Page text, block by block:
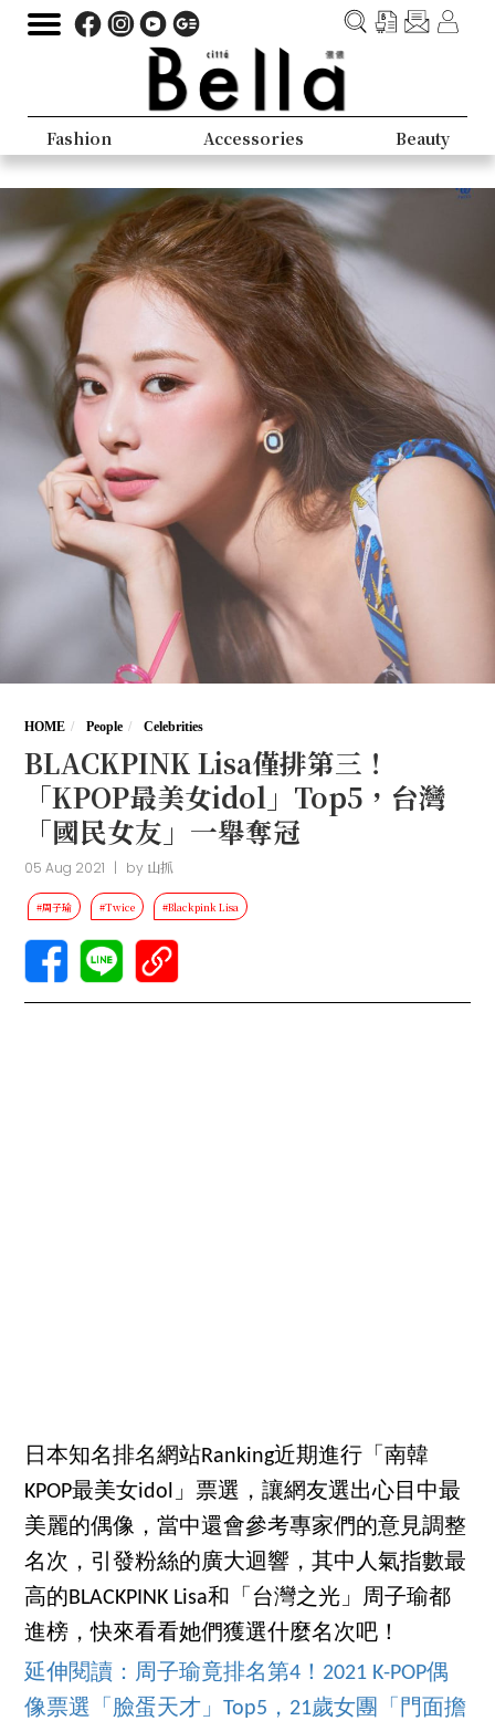
Fashion Accessories Beauty
HOME People Celebrities
BLACKPINK Lisa僅排第三！
「KPOP最美女idol」Top5，台灣
「國民女友」一舉奪冠
05 Aug 2021 | by 山抓
#周子瑜 #Twice #Blackpink Lisa
日本知名排名網站Ranking近期進行「南韓
KPOP最美女idol」票選，讓網友選出心目中最
美麗的偶像，當中還會參考專家們的意見調整
名次，引發粉絲的廣大迴響，其中人氣指數最
高的BLACKPINK Lisa和「台灣之光」周子瑜都
進榜，快來看看她們獲選什麼名次吧！
延伸閱讀：周子瑜竟排名第4！2021 K-POP偶
像票選「臉蛋天才」Top5，21歲女團「門面擔